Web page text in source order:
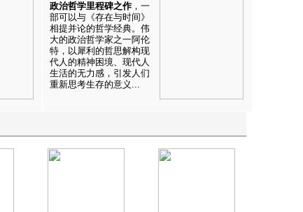
政治哲学里程碑之作 ，一
部可以与《存在与时间》
相提并论的哲学经典。伟
大的政治哲学家之一阿伦
特，以犀利的哲思解构现
代人的精神困境、现代人
生活的无力感，引发人们
重新思考生存的意义...